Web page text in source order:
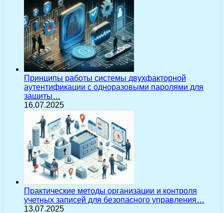
Принципы работы системы двухфакторной
аутентификации с одноразовыми паролями для
защиты…
16.07.2025
Практические методы организации и контроля
учетных записей для безопасного управления…
13.07.2025